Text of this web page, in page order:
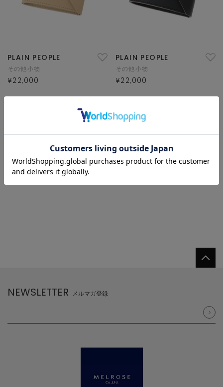
PLAIN PEOPLE
その他小物
¥22,000
PLAIN PEOPLE
その他小物
¥22,000
1
NEWSLETTER メルマガ登録